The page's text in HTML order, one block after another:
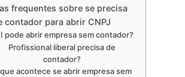
frequentes sobre se precisa
contador para abrir CNPJ
pode abrir empresa sem contador?
Profissional liberal precisa de
contador?
acontece se abrir empresa sem